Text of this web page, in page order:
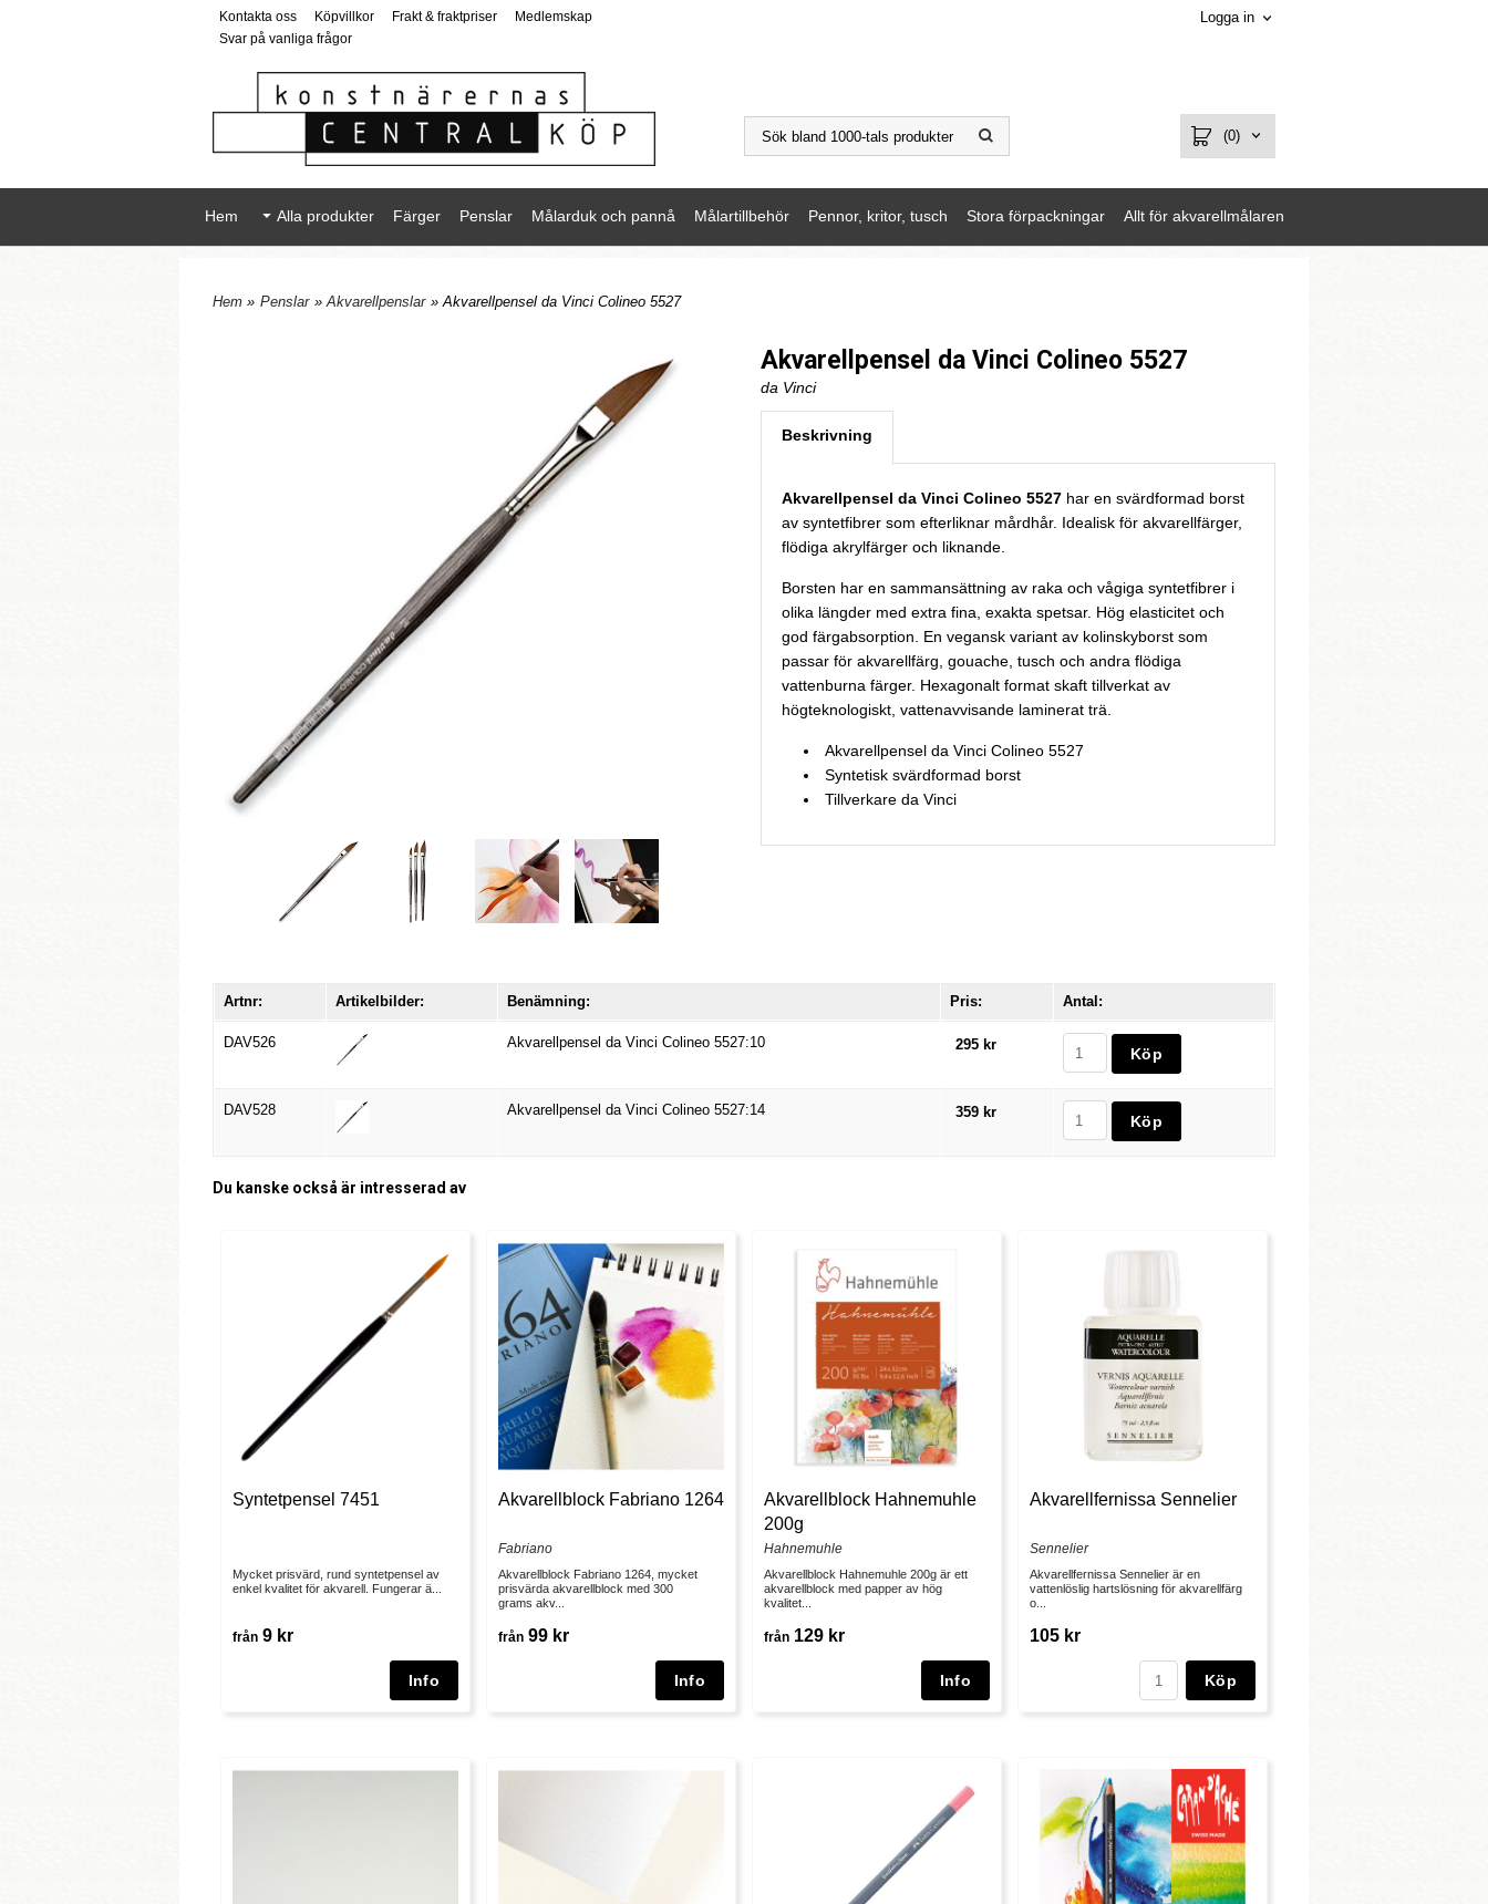
Kontakta oss Köpvillkor Frakt & fraktpriser
Medlemskap
Svar på vanliga frågor
Logga in
(0)
Hem Alla produkter Färger Penslar Målarduk och pannå Målartillbehör Pennor, kritor, tusch Stora förpackningar Allt för akvarellmålaren
Hem » Penslar »Akvarellpenslar » Akvarellpensel da Vinci Colineo 5527
Akvarellpensel da Vinci Colineo 5527
da Vinci
Beskrivning
Akvarellpensel da Vinci Colineo 5527 har en svärdformad borst
av syntetfibrer som efterliknar mårdhår. Idealisk för akvarellfärger,
flödiga akrylfärger och liknande.
Borsten har en sammansättning av raka och vågiga syntetfibrer i
olika längder med extra fina, exakta spetsar. Hög elasticitet och
god färgabsorption. En vegansk variant av kolinskyborst som
passar för akvarellfärg, gouache, tusch och andra flödiga
vattenburna färger. Hexagonalt format skaft tillverkat av
högteknologiskt, vattenavvisande laminerat trä.
Akvarellpensel da Vinci Colineo 5527
Syntetisk svärdformad borst
Tillverkare da Vinci
Artnr: Artikelbilder: Benämning: Pris: Antal:
DAV526 Akvarellpensel da Vinci Colineo 5527:10 295 kr
DAV528 Akvarellpensel da Vinci Colineo 5527:14 359 kr
Du kanske också är intresserad av
Syntetpensel 7451
Mycket prisvärd, rund syntetpensel av
enkel kvalitet för akvarell. Fungerar ä...
från 9 kr
Akvarellblock Fabriano 1264
Fabriano
Akvarellblock Fabriano 1264, mycket
prisvärda akvarellblock med 300
grams akv...
från 99 kr
Akvarellblock Hahnemuhle
200g
Hahnemuhle
Akvarellblock Hahnemuhle 200g är ett
akvarellblock med papper av hög
kvalitet...
från 129 kr
Akvarellfernissa Sennelier
Sennelier
Akvarellfernissa Sennelier är en
vattenlöslig hartslösning för akvarellfärg
o...
105 kr
Köp